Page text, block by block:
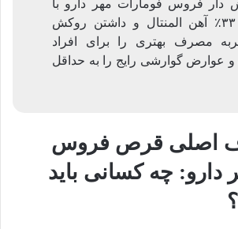
فروس فومارات مهر دارو با
آزاد سازی ۳۳٪ آهن المنتال و داشتن روکش
مصرف بهتری را برای افراد
و عوارض گوارشی رایج را به حداقل
اصلی قرص فروس
دارو: چه کسانی باید